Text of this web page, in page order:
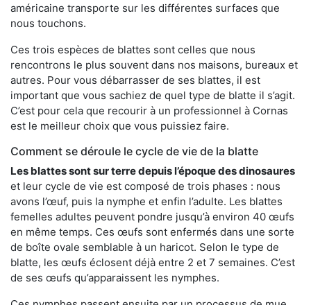
américaine transporte sur les différentes surfaces que
nous touchons.
Ces trois espèces de blattes sont celles que nous
rencontrons le plus souvent dans nos maisons, bureaux et
autres. Pour vous débarrasser de ses blattes, il est
important que vous sachiez de quel type de blatte il s’agit.
C’est pour cela que recourir à un professionnel à Cornas
est le meilleur choix que vous puissiez faire.
Comment se déroule le cycle de vie de la blatte
Les blattes sont sur terre depuis l’époque des dinosaures
et leur cycle de vie est composé de trois phases : nous
avons l’œuf, puis la nymphe et enfin l’adulte. Les blattes
femelles adultes peuvent pondre jusqu’à environ 40 œufs
en même temps. Ces œufs sont enfermés dans une sorte
de boîte ovale semblable à un haricot. Selon le type de
blatte, les œufs éclosent déjà entre 2 et 7 semaines. C’est
de ses œufs qu’apparaissent les nymphes.